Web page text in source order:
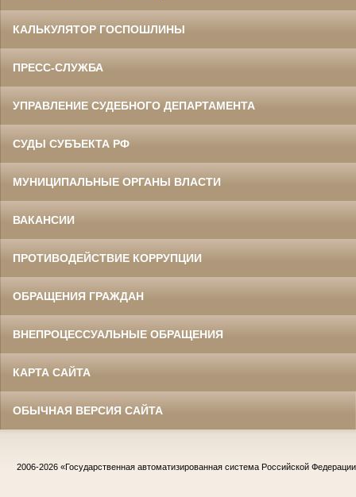
КАЛЬКУЛЯТОР ГОСПОШЛИНЫ
ПРЕСС-СЛУЖБА
УПРАВЛЕНИЕ СУДЕБНОГО ДЕПАРТАМЕНТА
СУДЫ СУБЪЕКТА РФ
МУНИЦИПАЛЬНЫЕ ОРГАНЫ ВЛАСТИ
ВАКАНСИИ
ПРОТИВОДЕЙСТВИЕ КОРРУПЦИИ
ОБРАЩЕНИЯ ГРАЖДАН
ВНЕПРОЦЕССУАЛЬНЫЕ ОБРАЩЕНИЯ
КАРТА САЙТА
ОБЫЧНАЯ ВЕРСИЯ САЙТА
2006-2026 «Государственная автоматизированная система Российской